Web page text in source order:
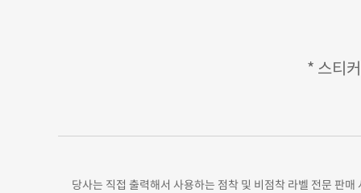
* 스티
당사는 직접 출력해서 사용하는 점착 및 비점착 라벨 전문 판